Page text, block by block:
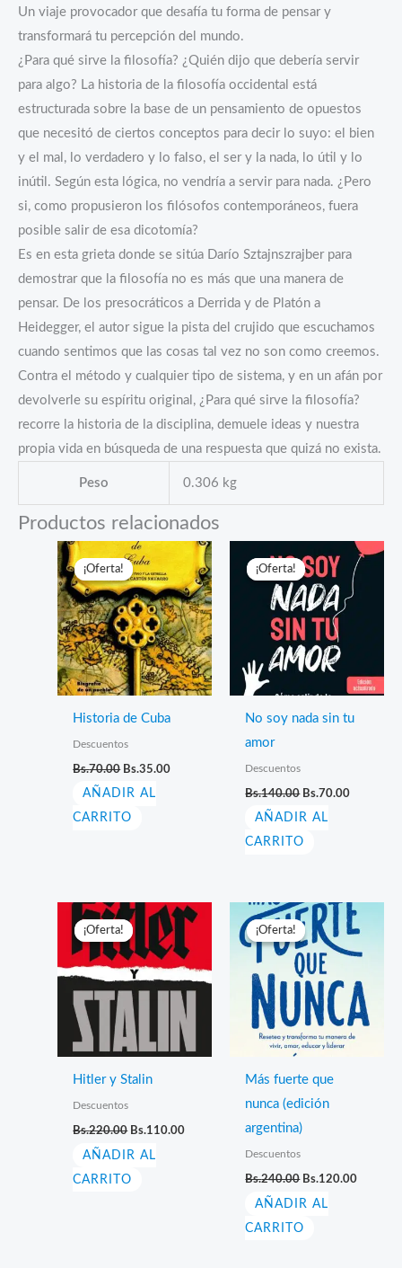
Un viaje provocador que desafía tu forma de pensar y
transformará tu percepción del mundo.
¿Para qué sirve la filosofía? ¿Quién dijo que debería servir
para algo? La historia de la filosofía occidental está
estructurada sobre la base de un pensamiento de opuestos
que necesitó de ciertos conceptos para decir lo suyo: el bien
y el mal, lo verdadero y lo falso, el ser y la nada, lo útil y lo
inútil. Según esta lógica, no vendría a servir para nada. ¿Pero
si, como propusieron los filósofos contemporáneos, fuera
posible salir de esa dicotomía?
Es en esta grieta donde se sitúa Darío Sztajnszrajber para
demostrar que la filosofía no es más que una manera de
pensar. De los presocráticos a Derrida y de Platón a
Heidegger, el autor sigue la pista del crujido que escuchamos
cuando sentimos que las cosas tal vez no son como creemos.
Contra el método y cualquier tipo de sistema, y en un afán por
devolverle su espíritu original, ¿Para qué sirve la filosofía?
recorre la historia de la disciplina, demuele ideas y nuestra
propia vida en búsqueda de una respuesta que quizá no exista.
Peso 0.306 kg
Productos relacionados
¡Oferta!
¡Oferta!
Historia de Cuba
Descuentos
Bs.70.00 El
original
era:
Bs.70.00.
Bs.35.00
AÑADIR AL
CARRITO
¡Oferta!
¡Oferta!
No soy nada sin tu
amor
Descuentos
Bs.140.00 El
original
Bs.140.00.
Bs.70.00
AÑADIR AL
CARRITO
¡Oferta!
¡Oferta!
Hitler y Stalin
Descuentos
Bs.220.00 El
original
Bs.220.00.
Bs.110.00
AÑADIR AL
CARRITO
¡Oferta!
¡Oferta!
Más fuerte que
nunca (edición
argentina)
Descuentos
Bs.240.00 El
original
Bs.240.00.
Bs.120.00
AÑADIR AL
CARRITO